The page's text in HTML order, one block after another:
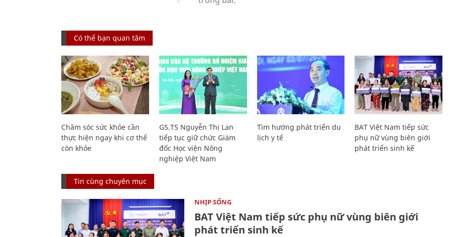
Có thể bạn quan tâm
Chăm sóc sức khỏe cần
thực hiện ngay khi cơ thể
còn khỏe
GS.TS Nguyễn Thị Lan
tiếp tục giữ chức Giám
đốc Học viện Nông
nghiệp Việt Nam
Tìm hướng phát triển du
lịch y tế
BAT Việt Nam tiếp sức
phụ nữ vùng biên giới
phát triển sinh kế
Tin cùng chuyên mục
NHỊP SỐNG
BAT Việt Nam tiếp sức phụ nữ vùng biên giới
phát triển sinh kế